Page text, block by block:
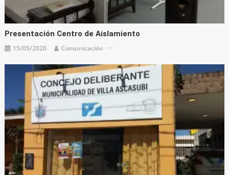
Presentación Centro de Aislamiento
15/05/2020 Comunicación